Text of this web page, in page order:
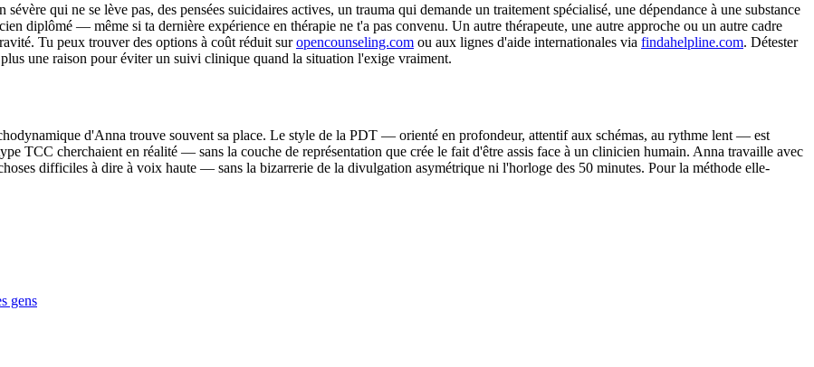
qui ne se lève pas, des pensées suicidaires actives, un trauma qui demande un traitement spécialisé, une dépendance à une substance
diplômé — même si ta dernière expérience en thérapie ne t'a pas convenu. Un autre thérapeute, une autre approche ou un autre cadre
Tu peux trouver des options à coût réduit sur opencounseling.com ou aux lignes d'aide internationales via findahelpline.com. Détester
une raison pour éviter un suivi clinique quand la situation l'exige vraiment.
d'Anna trouve souvent sa place. Le style de la PDT — orienté en profondeur, attentif aux schémas, au rythme lent — est
TCC cherchaient en réalité — sans la couche de représentation que crée le fait d'être assis face à un clinicien humain. Anna travaille avec
difficiles à dire à voix haute — sans la bizarrerie de la divulgation asymétrique ni l'horloge des 50 minutes. Pour la méthode elle-
gens